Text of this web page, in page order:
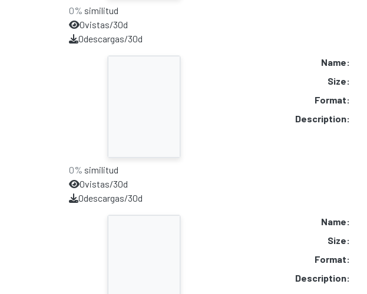
0% similitud
0vistas/30d
0descargas/30d
0% similitud
0vistas/30d
0descargas/30d
Name:
Size:
Format:
Description:
Name:
Size:
Format:
Description: